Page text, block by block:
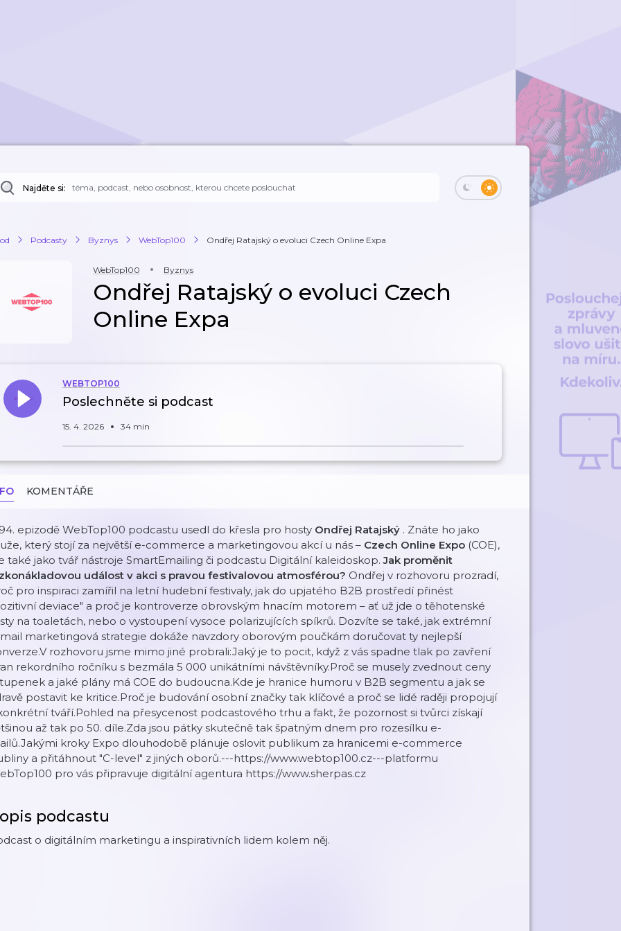
Najděte si:
Podcasty Byznys WebTop100 Ondřej Ratajský o evoluci Czech Online Expa
WebTop100 Byznys
Ondřej Ratajský o evoluci Czech
Online Expa
WEBTOP100
Poslechněte si podcast
15. 4. 2026 34 min
KOMENTÁŘE
epizodě WebTop100 podcastu usedl do křesla pro hosty Ondřej Ratajský . Znáte ho jako
který stojí za největší e-commerce a marketingovou akcí u nás – Czech Online Expo (COE),
také jako tvář nástroje SmartEmailing či podcastu Digitální kaleidoskop.Jak proměnit
událost v akci s pravou festivalovou atmosférou? Ondřej v rozhovoru prozradí,
pro inspiraci zamířil na letní hudební festivaly, jak do upjatého B2B prostředí přinést
deviace" a proč je kontroverze obrovským hnacím motorem – ať už jde o těhotenské
na toaletách, nebo o vystoupení vysoce polarizujících spíkrů. Dozvíte se také, jak extrémní
marketingová strategie dokáže navzdory oborovým poučkám doručovat ty nejlepší
rozhovoru jsme mimo jiné probrali:Jaký je to pocit, když z vás spadne tlak po zavření
rekordního ročníku s bezmála 5 000 unikátními návštěvníky.Proč se musely zvednout ceny
a jaké plány má COE do budoucna.Kde je hranice humoru v B2B segmentu a jak se
postavit ke kritice.Proč je budování osobní značky tak klíčové a proč se lidé raději propojují
tváří.Pohled na přesycenost podcastového trhu a fakt, že pozornost si tvůrci získají
až tak po 50. díle.Zda jsou pátky skutečně tak špatným dnem pro rozesílku e-
kroky Expo dlouhodobě plánuje oslovit publikum za hranicemi e-commerce
a přitáhnout "C-level" z jiných oborů.---https://www.webtop100.cz---platformu
pro vás připravuje digitální agentura https://www.sherpas.cz
podcastu
o digitálním marketingu a inspirativních lidem kolem něj.